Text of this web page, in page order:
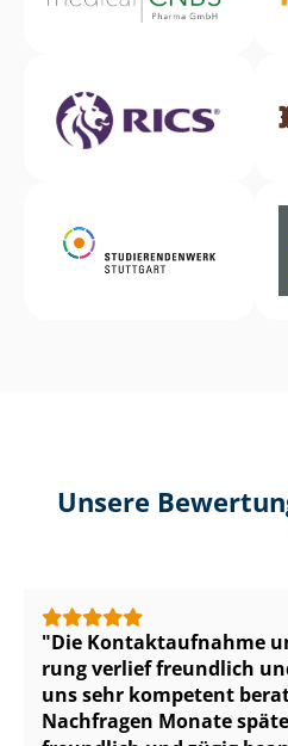
Unsere
Die Kontaktaufnahme
rung verlief freundlich
uns sehr kompetent
Nachfragen Monate